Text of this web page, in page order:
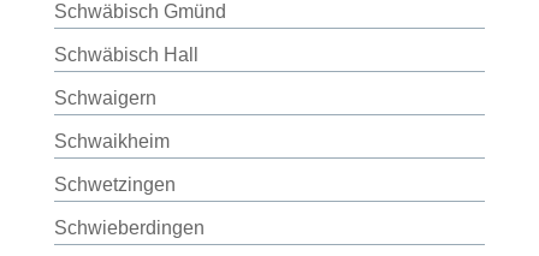
Schwäbisch Gmünd
Schwäbisch Hall
Schwaigern
Schwaikheim
Schwetzingen
Schwieberdingen